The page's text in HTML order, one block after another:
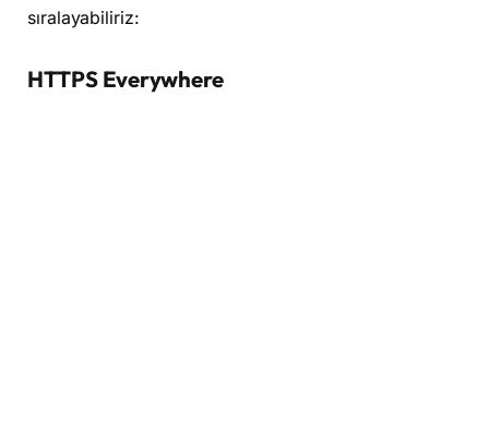
sıralayabiliriz:
HTTPS Everywhere